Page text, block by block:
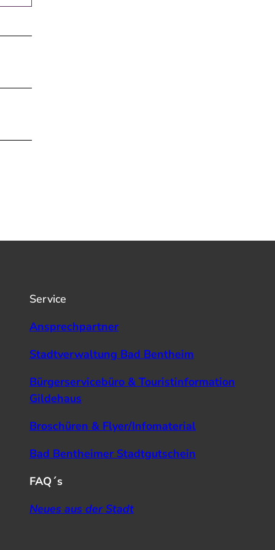
Service
Ansprechpartner
Stadtverwaltung Bad Bentheim
Bürgerservicebüro & Touristinformation
Gildehaus
Broschüren & Flyer/Infomaterial
Bad Bentheimer Stadtgutschein
FAQ´s
Neues aus der Stadt